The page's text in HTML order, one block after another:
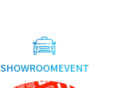
SHOWROOMEVENT